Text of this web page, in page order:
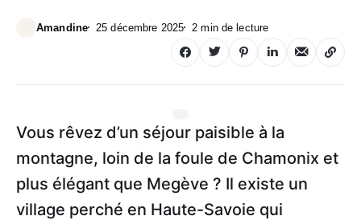
Amandine 25 décembre 2025 2 min de lecture
Vous rêvez d’un séjour paisible à la
montagne, loin de la foule de Chamonix et
plus élégant que Megève ? Il existe un
village perché en Haute-Savoie qui